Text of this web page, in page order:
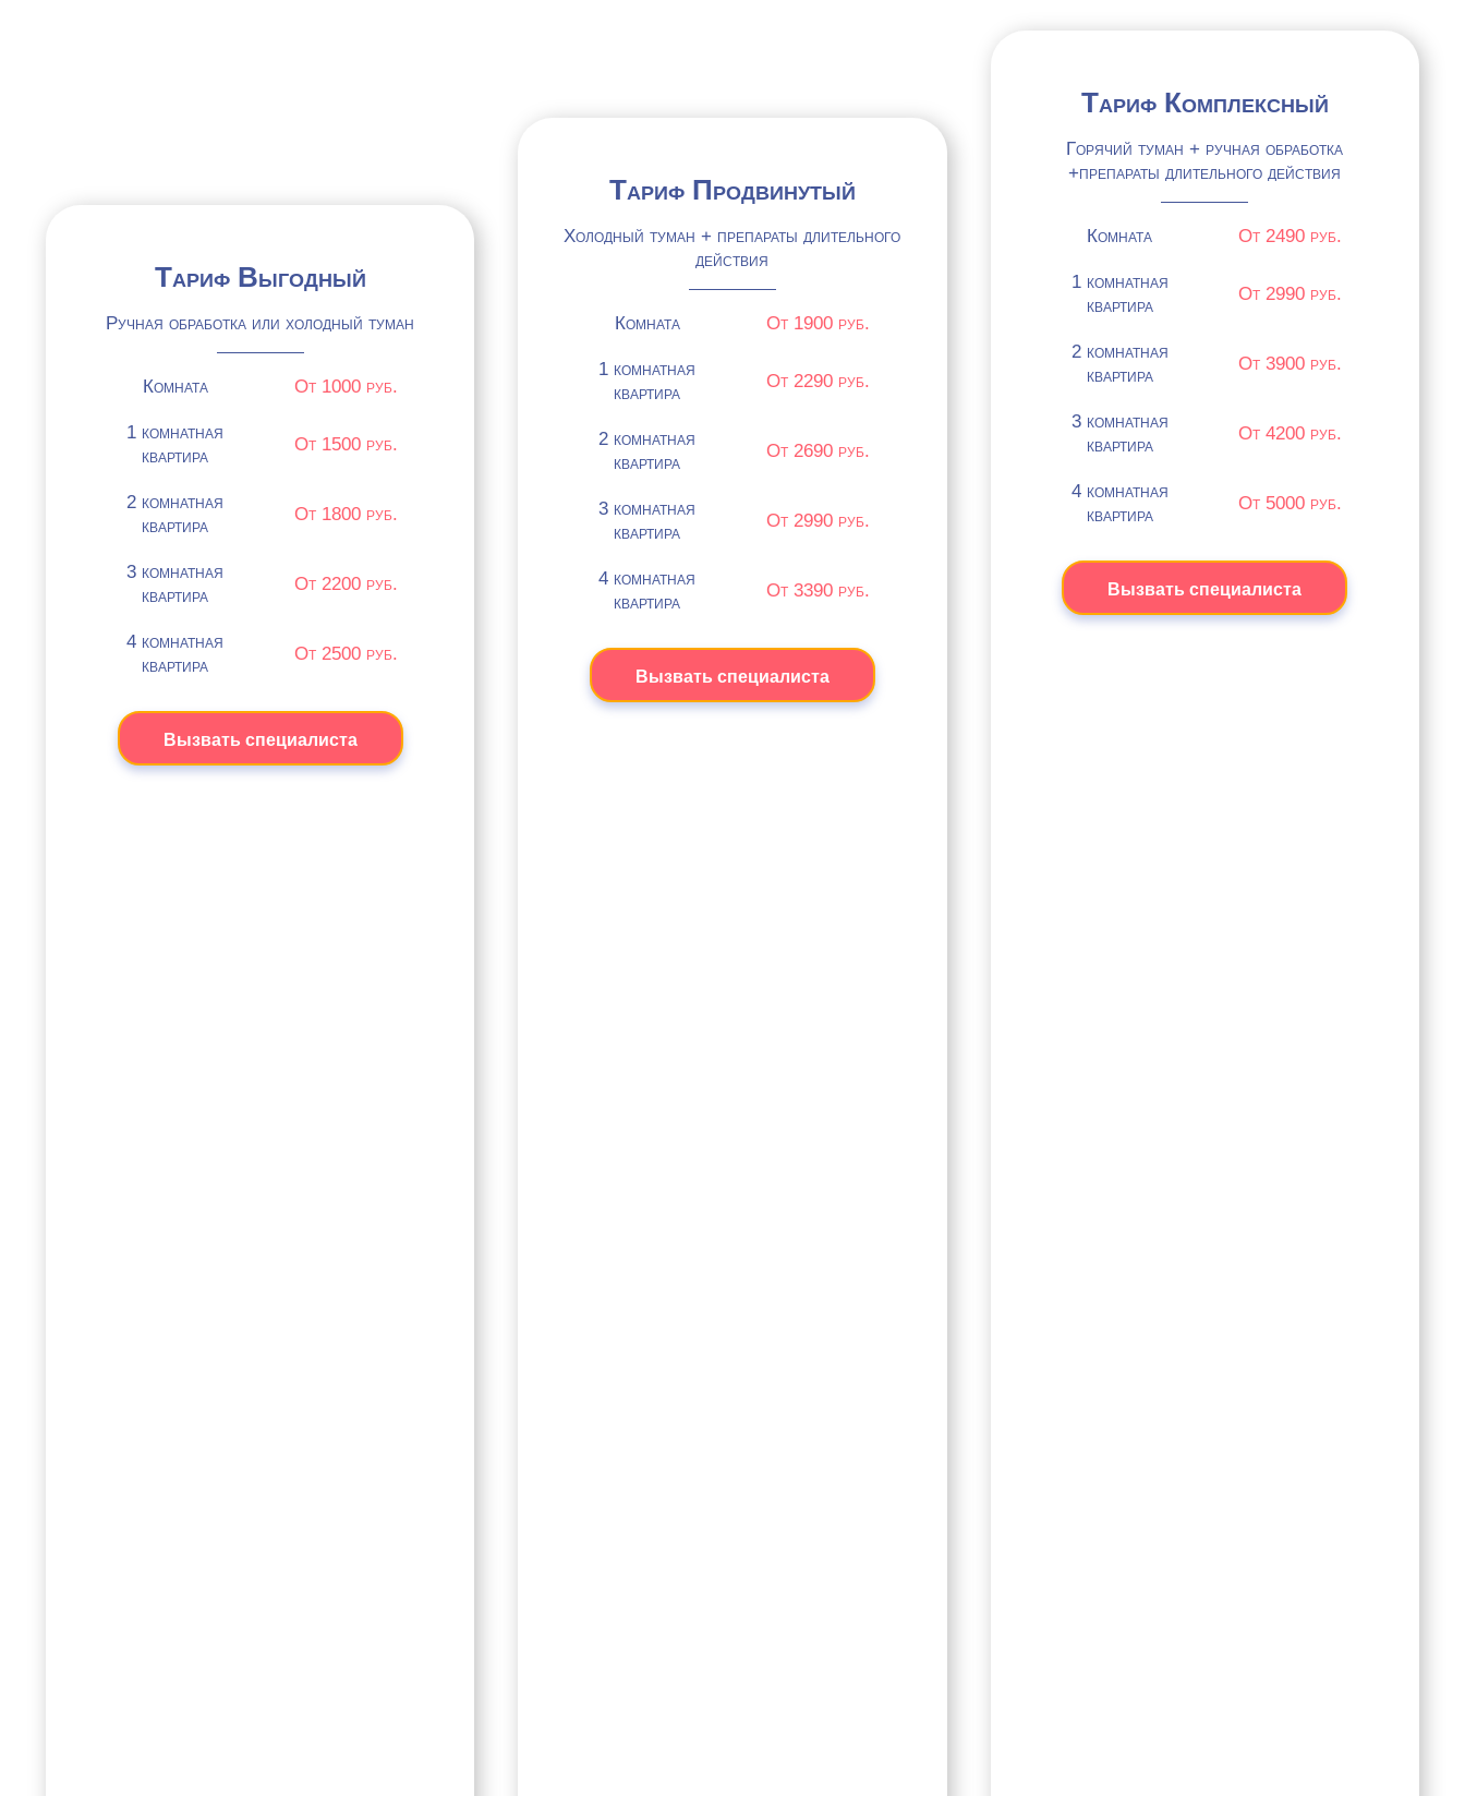
Тариф Выгодный
Ручная обработка или холодный туман
Комната От 1000 руб.
1 комнатная
квартира
От 1500 руб.
2 комнатная
квартира
От 1800 руб.
3 комнатная
квартира
От 2200 руб.
4 комнатная
квартира
От 2500 руб.
Вызвать специалиста
Тариф Продвинутый
Холодный туман + препараты длительного
действия
Комната От 1900 руб.
1 комнатная
квартира
От 2290 руб.
2 комнатная
квартира
От 2690 руб.
3 комнатная
квартира
От 2990 руб.
4 комнатная
квартира
От 3390 руб.
Вызвать специалиста
Тариф Комплексный
Горячий туман + ручная обработка
+препараты длительного действия
Комната От 2490 руб.
1 комнатная
квартира
От 2990 руб.
2 комнатная
квартира
От 3900 руб.
3 комнатная
квартира
От 4200 руб.
4 комнатная
квартира
От 5000 руб.
Вызвать специалиста